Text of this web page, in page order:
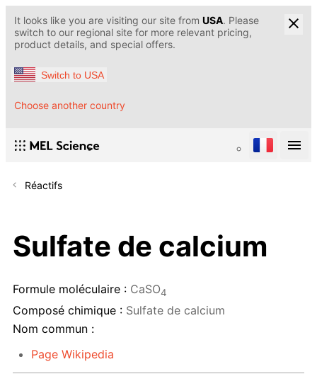
It looks like you are visiting our site from USA. Please
switch to our regional site for more relevant pricing,
product details, and special offers.
Switch to USA
Choose another country
Réactifs
Sulfate de calcium
Formule moléculaire : CaSO4
Composé chimique : Sulfate de calcium
Nom commun :
Page Wikipedia